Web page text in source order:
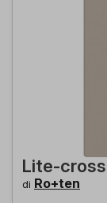
Lite-
di Ro+ten